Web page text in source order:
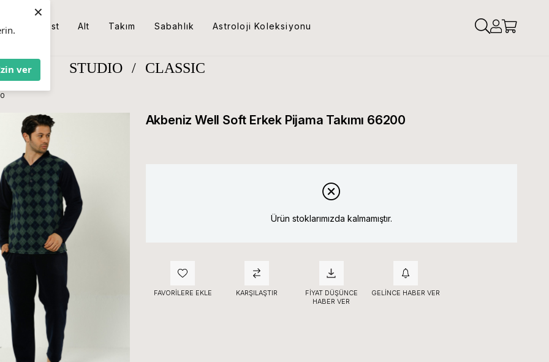
ver
×
Üst Alt Takım Sabahlık Astroloji Koleksiyonu
STUDIO / CLASSIC
Akbeniz Well Soft Erkek Pijama Takımı 66200
Ürün stoklarımızda kalmamıştır.
FAVORILERE EKLE KARŞILAŞTIR
FIYAT DÜŞÜNCE
HABER VER
GELINCE HABER VER